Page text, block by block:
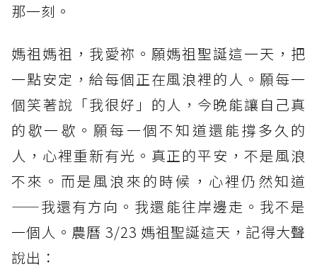
那一刻。
媽祖媽祖，我愛祢。願媽祖聖誕這一天，把
一點安定，給每個正在風浪裡的人。願每一
個笑著說「我很好」的人，今晚能讓自己真
的歇一歇。願每一個不知道還能撐多久的
人，心裡重新有光。真正的平安，不是風浪
不來。而是風浪來的時候，心裡仍然知道
——我還有方向。我還能往岸邊走。我不是
一個人。農曆 3/23 媽祖聖誕這天，記得大聲
說出：